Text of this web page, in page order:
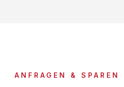
ANFRAGEN & SPAREN